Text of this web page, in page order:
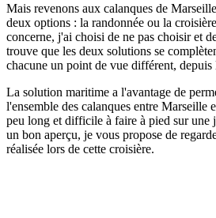
Mais revenons aux calanques de
deux options : la randonnée ou la
concerne, j'ai choisi de ne pas choisir et
trouve que les deux solutions se
chacune un point de vue différent, depuis
La solution maritime a l'avantage de
l'ensemble des calanques entre Marseille
peu long et difficile à faire à pied sur une
un bon aperçu, je vous propose de
réalisée lors de cette croisière.